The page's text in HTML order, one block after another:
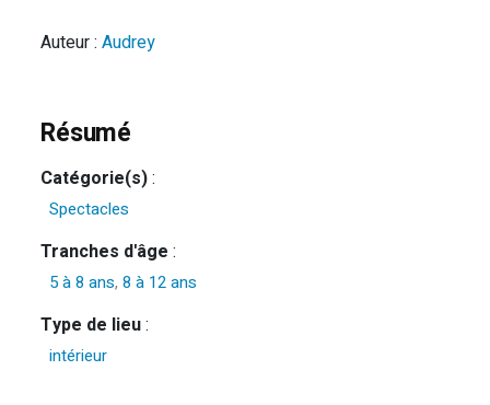
Auteur :Audrey
Résumé
Catégorie(s):
Spectacles
Tranches d'âge :
5 à 8 ans,8 à 12 ans
Type de lieu:
intérieur